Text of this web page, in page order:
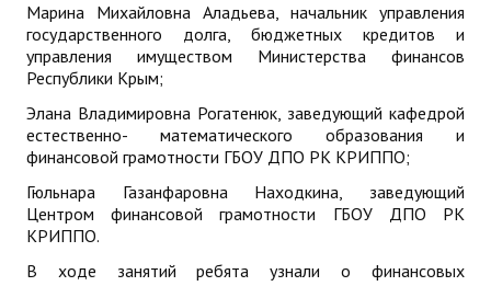
Марина Михайловна Аладьева, начальник управления
государственного долга, бюджетных кредитов и
управления имуществом Министерства финансов
Республики Крым;
Элана Владимировна Рогатенюк, заведующий кафедрой
естественно- математического образования и
финансовой грамотности ГБОУ ДПО РК КРИППО;
Гюльнара Газанфаровна Находкина, заведующий
Центром финансовой грамотности ГБОУ ДПО РК
КРИППО.
В ходе занятий ребята узнали о финансовых